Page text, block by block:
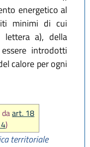
energetico al
minimi di cui
a), della
introdotti
calore per ogni
daart. 18
)
territoriale